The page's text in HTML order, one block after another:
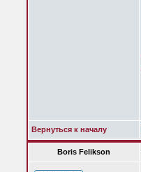
Вернуться к началу
Boris Felikson